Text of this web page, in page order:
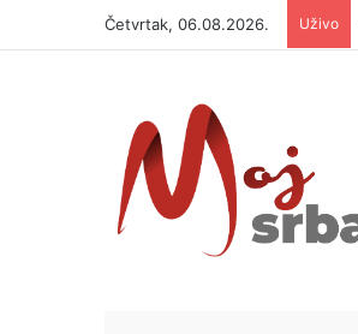
Četvrtak, 06.08.2026. Uživo